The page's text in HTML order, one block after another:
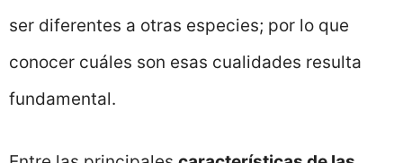
ser diferentes a otras especies; por lo que
conocer cuáles son esas cualidades resulta
fundamental.